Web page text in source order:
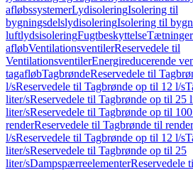
afløbssystemerLydisoleringIsolering til
bygningsdelslydisoleringIsolering til
luftlydsisoleringFugtbeskyttelseTætninger
afløbVentilationsventilerReservedele til
VentilationsventilerEnergireducerende
tagafløbTagbrøndeReservedele til
l/sReservedele til Tagbrønde op til 12 l/s
liter/sReservedele til Tagbrønde op til 25
liter/sReservedele til Tagbrønde op til
renderReservedele til Tagbrønde til render
l/sReservedele til Tagbrønde op til 12 l/s
liter/sReservedele til Tagbrønde op til 25
liter/sDampspærreelementerReservedele